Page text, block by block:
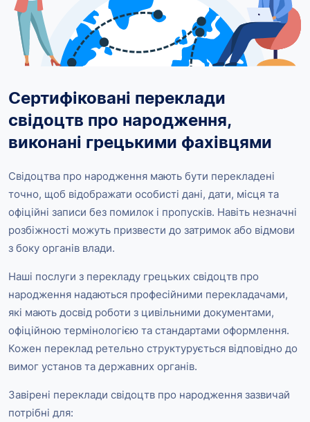
Сертифіковані переклади
свідоцтв про народження,
виконані грецькими фахівцями
Свідоцтва про народження мають бути перекладені
точно, щоб відображати особисті дані, дати, місця та
офіційні записи без помилок і пропусків. Навіть незначні
розбіжності можуть призвести до затримок або відмови
з боку органів влади.
Наші послуги з перекладу грецьких свідоцтв про
народження надаються професійними перекладачами,
які мають досвід роботи з цивільними документами,
офіційною термінологією та стандартами оформлення.
Кожен переклад ретельно структурується відповідно до
вимог установ та державних органів.
Завірені переклади свідоцтв про народження зазвичай
потрібні для: